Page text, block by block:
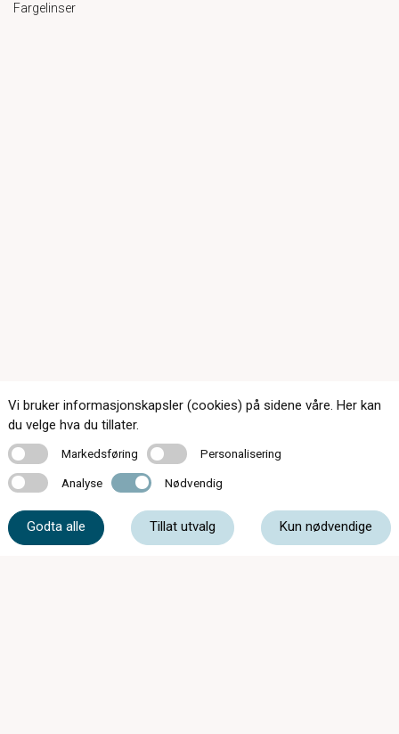
Fargelinser
174 butikker over hele landet
Kontakt oss
Om c)optikk
Vi bruker informasjonskapsler (cookies) på sidene våre. Her kan
du velge hva du tillater.
MarkedsføringMarkedsføring PersonaliseringPersonalisering
Analyse Analyse Nødvendig Nødvendig
Godta alle Tillat utvalg Kun nødvendige